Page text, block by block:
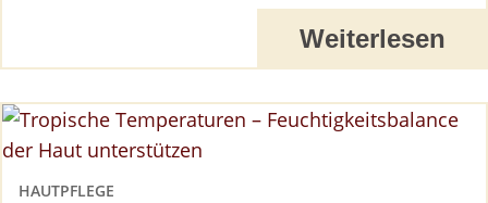
Weiterlesen
HAUTPFLEGE